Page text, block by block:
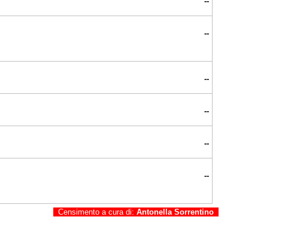
--
--
--
--
--
Censimento a cura di: Antonella Sorrentino